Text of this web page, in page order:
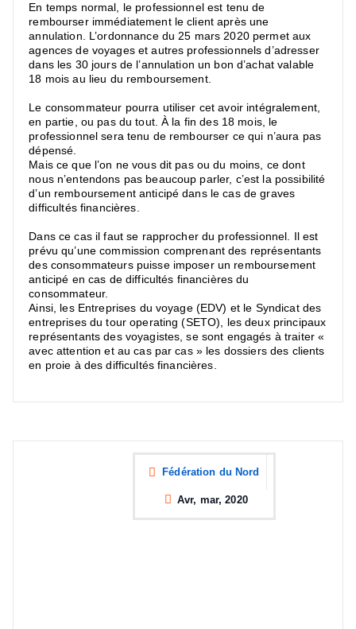
En temps normal, le professionnel est tenu de
rembourser immédiatement le client après une
annulation. L’ordonnance du 25 mars 2020 permet aux
agences de voyages et autres professionnels d’adresser
dans les 30 jours de l’annulation un bon d’achat valable
18 mois au lieu du remboursement.
Le consommateur pourra utiliser cet avoir intégralement,
en partie, ou pas du tout. À la fin des 18 mois, le
professionnel sera tenu de rembourser ce qui n’aura pas
dépensé.
Mais ce que l’on ne vous dit pas ou du moins, ce dont
nous n’entendons pas beaucoup parler, c’est la possibilité
d’un remboursement anticipé dans le cas de graves
difficultés financières.
Dans ce cas il faut se rapprocher du professionnel. Il est
prévu qu’une commission comprenant des représentants
des consommateurs puisse imposer un remboursement
anticipé en cas de difficultés financières du
consommateur.
Ainsi, les Entreprises du voyage (EDV) et le Syndicat des
entreprises du tour operating (SETO), les deux principaux
représentants des voyagistes, se sont engagés à traiter «
avec attention et au cas par cas » les dossiers des clients
en proie à des difficultés financières.
Fédération du Nord
Avr, mar, 2020